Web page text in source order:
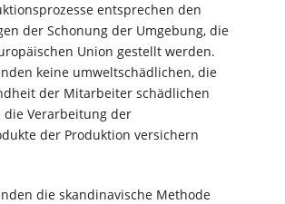
entsprechen den
der Schonung der Umgebung, die
Union gestellt werden.
keine umweltschädlichen, die
der Mitarbeiter schädlichen
die Verarbeitung der
der Produktion versichern
die skandinavische Methode